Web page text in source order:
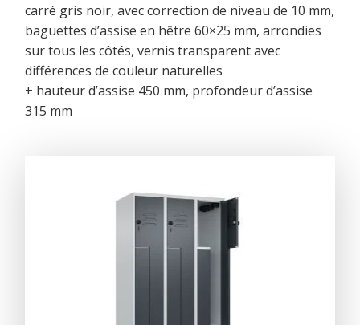
carré gris noir, avec correction de niveau de 10 mm,
baguettes d’assise en hêtre 60×25 mm, arrondies
sur tous les côtés, vernis transparent avec
différences de couleur naturelles
+ hauteur d’assise 450 mm, profondeur d’assise
315 mm